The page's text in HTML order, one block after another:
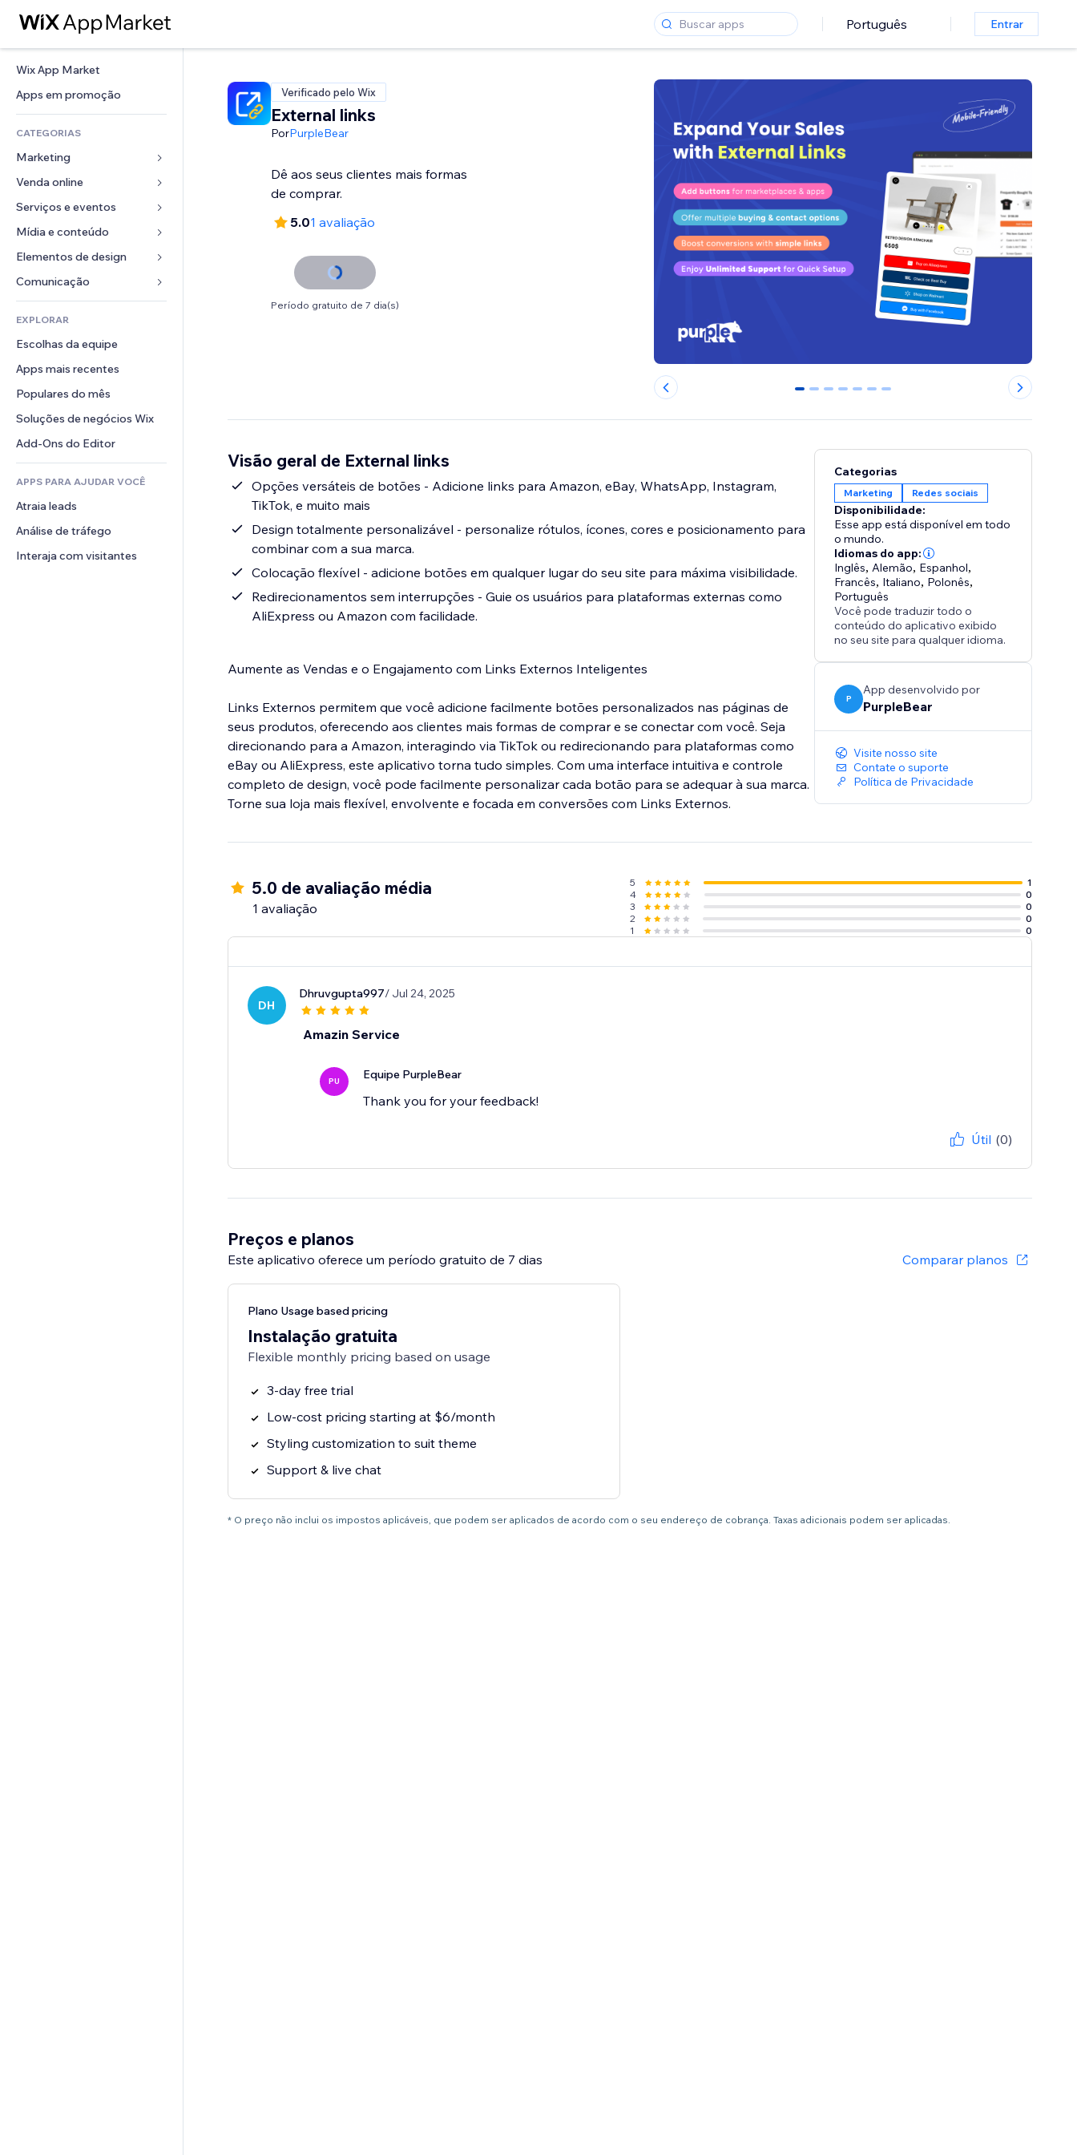
Português Entrar
Wix App Market
Apps em promoção
CATEGORIAS
Marketing
Anúncios
Mobile
Análises
Listas do site
Email
Venda online
Apps para lojas
Frete e entrega
Botões de venda
Contabilidade
Cupons e fidelidade
Soluções de armazenamento
Serviços e eventos
Hotéis
Eventos
Restaurantes
Imobiliária
Meus agendamentos
Mídia e conteúdo
Galeria
Músicas
Podcasts
Fotografia
Vídeo
PDF
Compartilhamento de arquivos
Notícias
Elementos de design
Mapas e navegação
Privacidade e segurança
Relógio
Templates de página
Efeitos de imagem
Botões e menus
Banners e selos
Calculadoras
Busca
Previsão do tempo
Tabelas e gráficos
Formulários
Enquetes
Chat
Comentários
Telefone
Comunidade
Avaliações e depoimentos
CRM
EXPLORAR
Escolhas da equipe
Apps mais recentes
Populares do mês
Soluções de negócios Wix
Add-Ons do Editor
APPS PARA AJUDAR VOCÊ
Atraia leads
Análise de tráfego
Interaja com visitantes
Verificado pelo Wix
External links
PorPurpleBear
Dê aos seus clientes mais formas
de comprar.
5.01 avaliação
Período gratuito de 7 dia(s)
0 1 2 3 4 5 6
Visão geral de External links
Opções versáteis de botões - Adicione links para Amazon, eBay, WhatsApp, Instagram,
TikTok, e muito mais
Design totalmente personalizável - personalize rótulos, ícones, cores e posicionamento para
combinar com a sua marca.
Colocação flexível - adicione botões em qualquer lugar do seu site para máxima visibilidade.
Redirecionamentos sem interrupções - Guie os usuários para plataformas externas como
AliExpress ou Amazon com facilidade.
Aumente as Vendas e o Engajamento com Links Externos Inteligentes
Links Externos permitem que você adicione facilmente botões personalizados nas páginas de
seus produtos, oferecendo aos clientes mais formas de comprar e se conectar com você. Seja
direcionando para a Amazon, interagindo via TikTok ou redirecionando para plataformas como
eBay ou AliExpress, este aplicativo torna tudo simples. Com uma interface intuitiva e controle
completo de design, você pode facilmente personalizar cada botão para se adequar à sua marca.
Torne sua loja mais flexível, envolvente e focada em conversões com Links Externos.
Categorias
Marketing Redes sociais
Disponibilidade:
Esse app está disponível em todo
o mundo.
Idiomas do app:
Inglês, Alemão, Espanhol,
Francês, Italiano, Polonês,
Português
Você pode traduzir todo o
conteúdo do aplicativo exibido
no seu site para qualquer idioma.
P
App desenvolvido por
PurpleBear
Visite nosso site
Contate o suporte
Política de Privacidade
5.0 de avaliação média
1 avaliação
5
1
4
0
3
0
2
0
1
0
DH
Dhruvgupta997/ Jul 24, 2025
Amazin Service
PU Equipe PurpleBear
Thank you for your feedback!
Útil (0)
Preços e planos
Este aplicativo oferece um período gratuito de 7 dias Comparar planos
Plano Usage based pricing
Instalação gratuita
Flexible monthly pricing based on usage
3-day free trial
Low-cost pricing starting at $6/month
Styling customization to suit theme
Support & live chat
* O preço não inclui os impostos aplicáveis, que podem ser aplicados de acordo com o seu endereço de cobrança. Taxas adicionais podem ser aplicadas.